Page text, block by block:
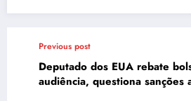
Previous post
Deputado dos EUA rebate
audiência, questiona sanções